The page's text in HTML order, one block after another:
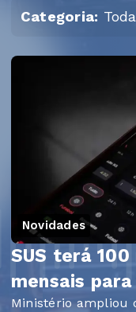
Categoria:
Novidades
SUS terá
mensais
Ministério ampliou